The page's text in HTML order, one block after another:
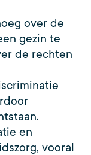
over de
gezin te
de rechten
en
vooral